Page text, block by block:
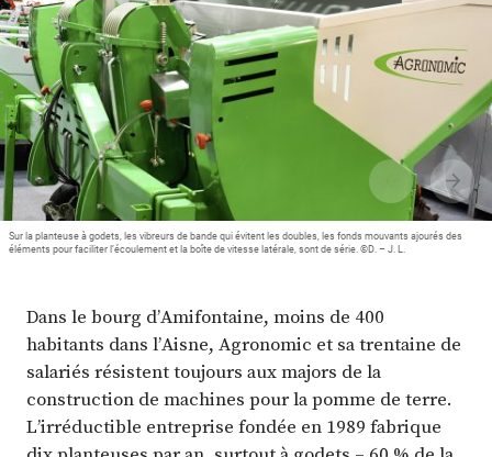
Abonnez-vous
Sur la planteuse à godets, les vibreurs de bande qui évitent les doubles, les fonds mouvants ajourés des
éléments pour faciliter l’écoulement et la boîte de vitesse latérale, sont de série. ©D. – J. L.
Dans le bourg d’Amifontaine, moins de 400
habitants dans l’Aisne, Agronomic et sa trentaine de
salariés résistent toujours aux majors de la
construction de machines pour la pomme de terre.
L’irréductible entreprise fondée en 1989 fabrique